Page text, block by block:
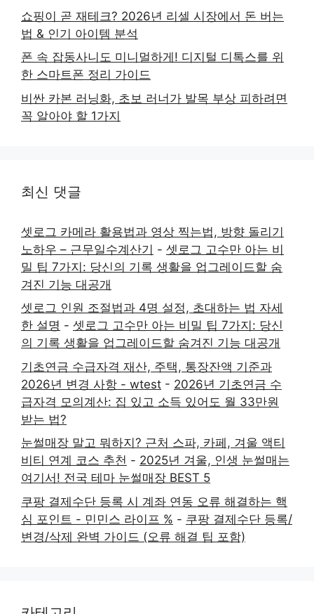
쇼핑이 곧 재테크? 2026년 리셀 시장에서 돈 버는
법 & 인기 아이템 분석
폰 속 잡동사니도 미니멀하게! 디지털 디톡스를 위
한 스마트폰 정리 가이드
비싼 카본 러닝화, 초보 러너가 발목 부상 피하려면
꼭 알아야 할 1가지
최신 댓글
셋로그 카메라 활용법과 영상 찍는법, 방향 돌리기
노하우 – 근무일수계산기 - 셋로그 고수만 아는 비
밀 팁 7가지: 당신의 기록 생활을 업그레이드할 숨
겨진 기능 대공개
셋로그 인원 조절법과 4명 설정, 초대하는 법 자세
한 설명 - 셋로그 고수만 아는 비밀 팁 7가지: 당신
의 기록 생활을 업그레이드할 숨겨진 기능 대공개
기초연금 수급자격 재산, 주택, 통장잔액 기준과
2026년 변경 사항 - wtest - 2026년 기초연금 수
급자격 모의계산: 집 있고 소득 있어도 월 33만원
받는 법?
눈썰매장 말고 뭐하지? 근처 스파, 카페, 겨울 액티
비티 연계 코스 추천 - 2025년 겨울, 인생 눈썰매는
여기서! 전국 테마 눈썰매장 BEST 5
쿠팡 결제수단 등록 시 계좌 연동 오류 해결하는 핵
심 포인트 - 민민스 라이프 % - 쿠팡 결제수단 등록/
변경/삭제 완벽 가이드 (오류 해결 팁 포함)